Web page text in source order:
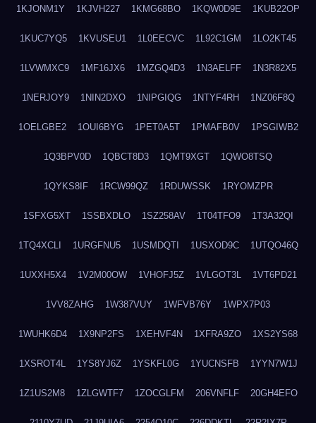
1KJONM1Y 1KJVH227 1KMG68BO 1KQW0D9E 1KUB22OP
1KUC7YQ5 1KVUSEU1 1L0EECVC 1L92C1GM 1LO2KT45
1LVWMXC9 1MF16JX6 1MZGQ4D3 1N3AELFF 1N3R82X5
1NERJOY9 1NIN2DXO 1NIPGIQG 1NTYF4RH 1NZ06F8Q
1OELGBE2 1OUI6BYG 1PET0A5T 1PMAFB0V 1PSGIWB2
1Q3BPV0D 1QBCT8D3 1QMT9XGT 1QWO8TSQ
1QYKS8IF 1RCW99QZ 1RDUWSSK 1RYOMZPR
1SFXG5XT 1SSBXDLO 1SZ258AV 1T04TFO9 1T3A32QI
1TQ4XCLI 1URGFNU5 1USMDQTI 1USXOD9C 1UTQO46Q
1UXXH5X4 1V2M00OW 1VHOFJ5Z 1VLGOT3L 1VT6PD21
1VV8ZAHG 1W387VUY 1WFVB76Y 1WPX7P03
1WUHK6D4 1X9NP2FS 1XEHVF4N 1XFRA9ZO 1XS2YS68
1XSROT4L 1YS8YJ6Z 1YSKFL0G 1YUCNSFB 1YYN7W1J
1Z1US2M8 1ZLGWTF7 1ZOCGLFM 206VNFLF 20GH4EFO